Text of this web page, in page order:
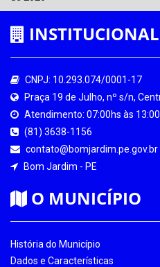
INSTITUCIONAL
CNPJ: 10.293.074/0001-17
Praça 19 de Julho, nº s/n,
Atendimento: 07:00hs às
(81) 3638-1156
contato@bomjardim.pe.gov.br
Bom Jardim - PE
O MUNICÍPIO
História do Município
Dados e Características